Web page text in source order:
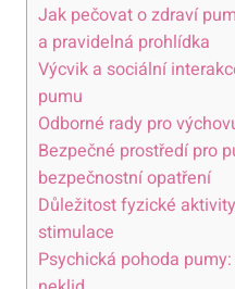
Jak pečovat o zdraví
a pravidelná prohlídka
Výcvik a sociální
pumu
Odborné rady pro
Bezpečné prostředí pro
bezpečnostní opatření
Důležitost fyzické
stimulace
Psychická pohoda